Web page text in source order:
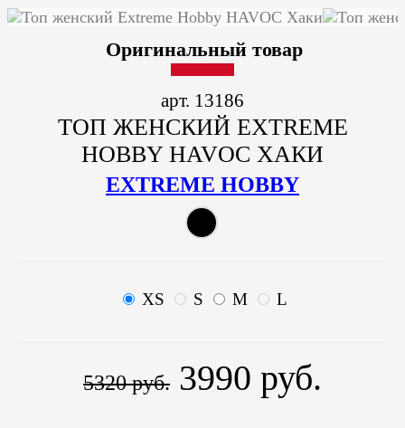
арт. 13186
ТОП ЖЕНСКИЙ EXTREME
HOBBY HAVOC ХАКИ
EXTREME HOBBY
Оригинальный товар
XS S M L
5320 руб. 3990 руб.